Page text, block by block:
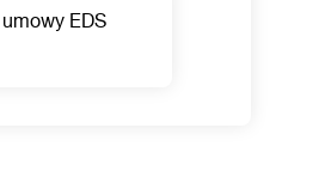
EDS